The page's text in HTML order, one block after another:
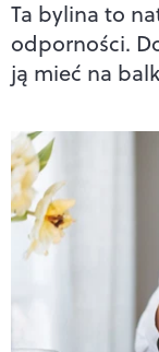
Ta bylina to
odporności.
ją mieć na